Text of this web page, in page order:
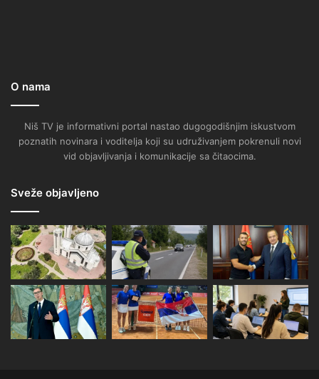
O nama
Niš TV je informativni portal nastao dugogodišnjim iskustvom
poznatih novinara i voditelja koji su udruživanjem pokrenuli novi
vid objavljivanja i komunikacije sa čitaocima.
Sveže objavljeno